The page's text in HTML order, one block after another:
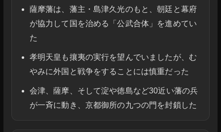
薩摩藩は、藩主・島津久光のもと、朝廷と幕府
が協力して国を治める「公武合体」を進めてい
た
孝明天皇も攘夷の実行を望んでいましたが、む
やみに外国と戦争をすることには慎重だった
会津、薩摩、そして淀や徳島など30近い藩の兵
が一斉に動き、京都御所の九つの門を封鎖した